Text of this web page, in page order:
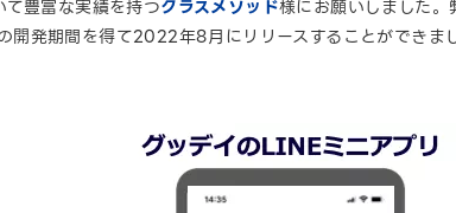
豊富な実績を持つクラスメソッド様にお願いしました
開発期間を得て2022年8月にリリースすることができまし